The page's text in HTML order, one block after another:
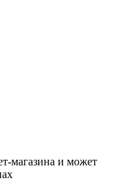
магазина и может